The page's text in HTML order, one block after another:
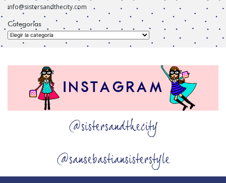
info@sistersandthecity.com
Categorías
Categorías
@sistersandthecity
@sansebastiansisterstyle